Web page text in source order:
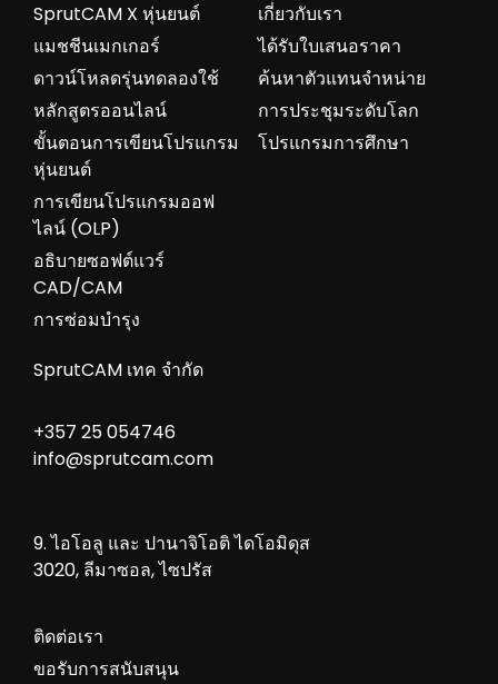
เกี่ยวกับเรา
ได้รับใบเสนอราคา
ค้นหาตัวแทนจำหน่าย
การประชุมระดับโลก
โปรแกรมการศึกษา
SprutCAM X หุ่นยนต์
แมชชีนเมกเกอร์
ดาวน์โหลดรุ่นทดลองใช้
หลักสูตรออนไลน์
ขั้นตอนการเขียนโปรแกรม
หุ่นยนต์
การเขียนโปรแกรมออฟ
ไลน์ (OLP)
อธิบายซอฟต์แวร์
CAD/CAM
การซ่อมบำรุง
SprutCAM เทค จำกัด
+357 25 054746
info@sprutcam.com
9. ไอโอลู และ ปานาจิโอติ ไดโอมิดุส
3020, ลีมาซอล, ไซปรัส
ติดต่อเรา
ขอรับการสนับสนุน